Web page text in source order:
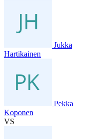
Jukka
Hartikainen
Pekka
Koponen
VS